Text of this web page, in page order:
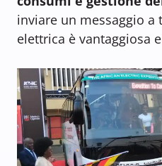
inviare un messaggio a
elettrica è vantaggiosa